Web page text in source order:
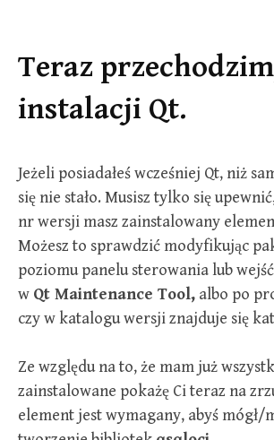
Teraz
instalacji Qt.
Jeżeli posiadałeś wcześniej Qt, niż
się nie stało. Musisz tylko się
nr wersji masz zainstalowany
Możesz to sprawdzić modyfikując
poziomu panelu sterowania lub
w Qt Maintenance Tool, albo po
czy w katalogu wersji znajduje się
Ze względu na to, że mam już
zainstalowane pokażę Ci teraz na
element jest wymagany, abyś mógł/